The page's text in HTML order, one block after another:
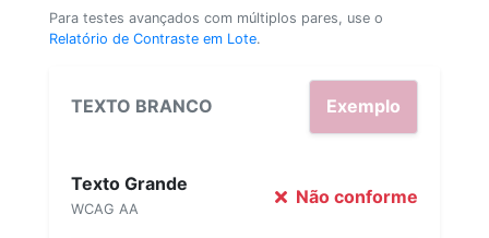
Para testes avançados com múltiplos pares, use o
Relatório de Contraste em Lote.
TEXTO BRANCO Exemplo
Texto Grande
WCAG AA
Não conforme